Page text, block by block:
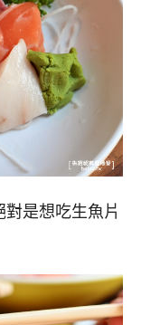
是想吃生魚片